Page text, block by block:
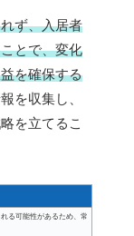
ず、入居者
とで、変化
を確保する
を収集し、
を立てるこ
る可能性があるため、常